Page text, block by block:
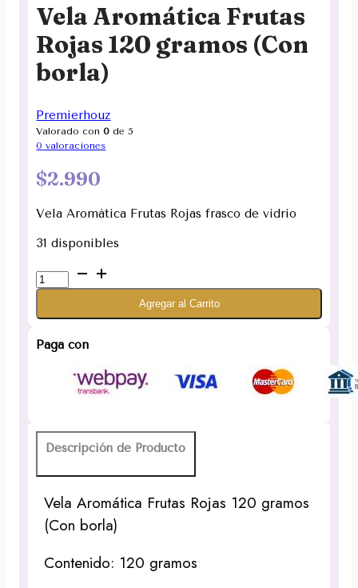
Vela Aromática Frutas
Rojas 120 gramos (Con
borla)
Premierhouz
Valorado con0 de 5
0 valoraciones
$2.990
Vela Aromática Frutas Rojas frasco de vidrio
31 disponibles
Vela
Aromática
120
Agregar al Carrito
Paga con
Descripción de Producto
Vela Aromática Frutas Rojas 120 gramos
(Con borla)
Contenido: 120 gramos